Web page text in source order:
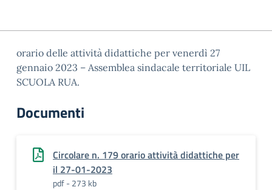
orario delle attività didattiche per venerdì 27
gennaio 2023 – Assemblea sindacale territoriale UIL
SCUOLA RUA.
Documenti
Circolare n. 179 orario attività didattiche per
il 27-01-2023
pdf - 273 kb